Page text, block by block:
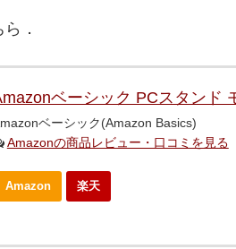
．
ベーシック PCスタンド
ベーシック(Amazon Basics)
Amazonの商品レビュー・口コミを見る
Amazon 楽天